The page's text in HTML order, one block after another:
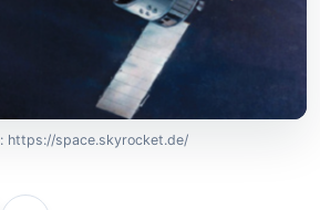
https://space.skyrocket.de/